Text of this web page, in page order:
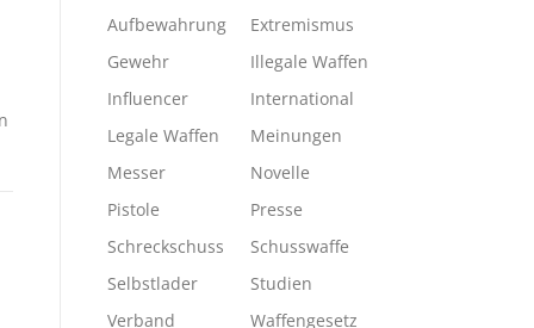
Aufbewahrung
Extremismus
Gewehr
Illegale Waffen
Influencer
International
Legale Waffen
Meinungen
Messer
Novelle
Pistole
Presse
Schreckschuss
Schusswaffe
Selbstlader
Studien
Verband
Waffengesetz